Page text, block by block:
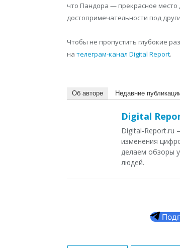
что Пандора — прекрасное место
достопримечательности под
Чтобы не пропустить глубокие
на телеграм-канал Digital Report.
Об авторе Недавние
Digital
Digital-Report.ru
изменения
делаем обзоры
людей.